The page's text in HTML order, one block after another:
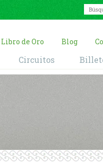
Libro de Oro Blog
Circuitos